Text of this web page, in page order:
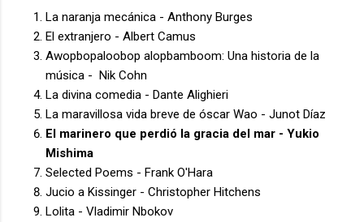
La naranja mecánica - Anthony Burges
El extranjero - Albert Camus
Awopbopaloobop alopbamboom: Una historia de la
música - Nik Cohn
La divina comedia - Dante Alighieri
La maravillosa vida breve de óscar Wao - Junot Díaz
El marinero que perdió la gracia del mar - Yukio
Mishima
Selected Poems - Frank O'Hara
Jucio a Kissinger - Christopher Hitchens
Lolita - Vladimir Nbokov